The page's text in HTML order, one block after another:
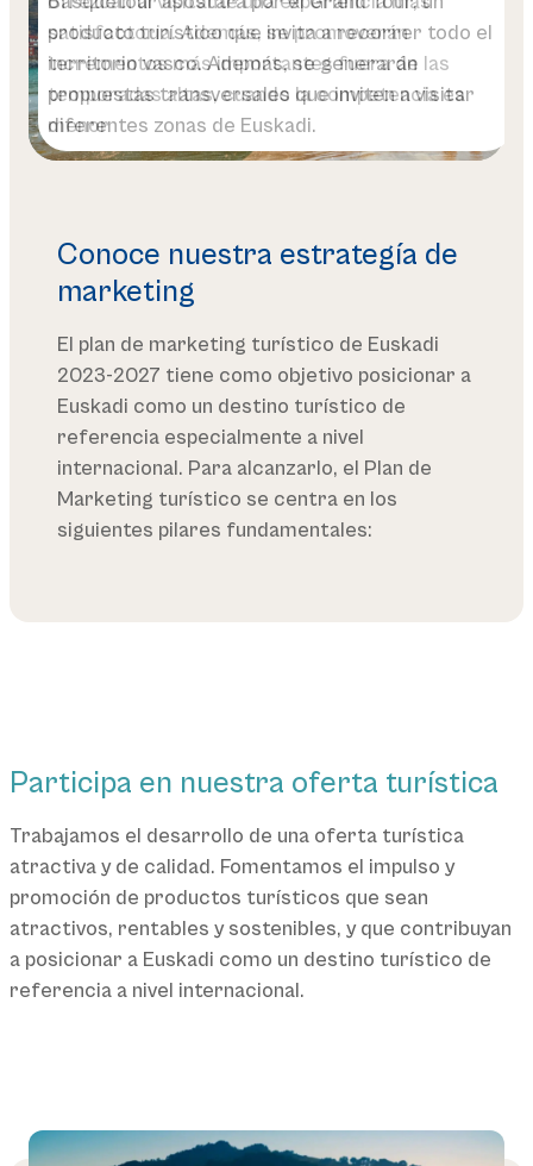
alianzas con agentes clave (agencias, prensa y
prescriptores digitales) para multiplicar el
alcance y la notoriedad de nuestra marca
satisfactoria. Además, se promoverán
incrementos más importantes fuera de las
temporadas altas, cuando la competencia es
menor
producto turístico que invita a recorrer todo el
territorio vasco. Además, se generarán
propuestas transversales que inviten a visitar
diferentes zonas de Euskadi.
Conoce nuestra estrategía de
marketing
El plan de marketing turístico de Euskadi
2023-2027 tiene como objetivo posicionar a
Euskadi como un destino turístico de
referencia especialmente a nivel
internacional. Para alcanzarlo, el Plan de
Marketing turístico se centra en los
siguientes pilares fundamentales:
Participa en nuestra oferta turística
Trabajamos el desarrollo de una oferta turística
atractiva y de calidad. Fomentamos el impulso y
promoción de productos turísticos que sean
atractivos, rentables y sostenibles, y que contribuyan
a posicionar a Euskadi como un destino turístico de
referencia a nivel internacional.